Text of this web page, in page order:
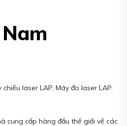
laser LAP, Máy đo laser LAP.
cung cấp hàng đầu thế giới về các